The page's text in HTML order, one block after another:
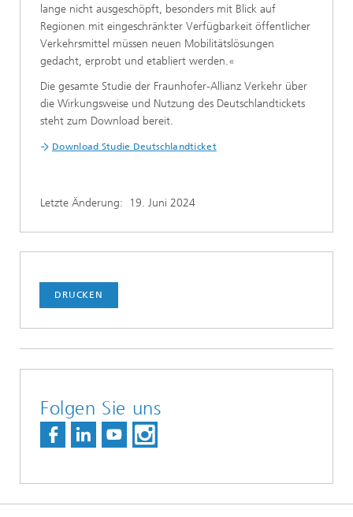
lange nicht ausgeschöpft, besonders mit Blick auf
Regionen mit eingeschränkter Verfügbarkeit öffentlicher
Verkehrsmittel müssen neuen Mobilitätslösungen
gedacht, erprobt und etabliert werden.«
Die gesamte Studie der Fraunhofer-Allianz Verkehr über
die Wirkungsweise und Nutzung des Deutschlandtickets
steht zum Download bereit.
Download Studie Deutschlandticket
Letzte Änderung: 19. Juni 2024
DRUCKEN
Folgen Sie uns